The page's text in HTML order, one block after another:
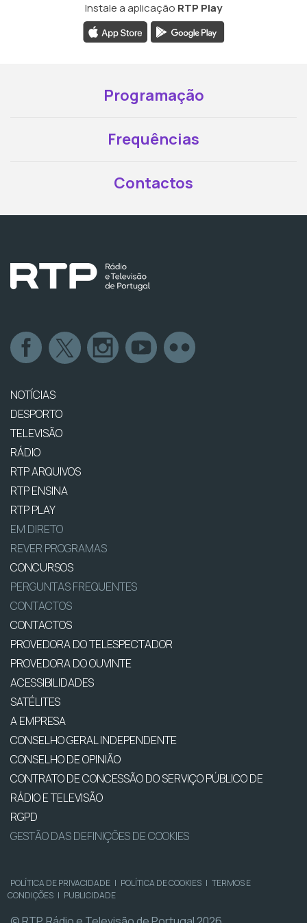
Instale a aplicação RTP Play
Programação
Frequências
Contactos
NOTÍCIAS
DESPORTO
TELEVISÃO
RÁDIO
RTP ARQUIVOS
RTP ENSINA
RTP PLAY
EM DIRETO
REVER PROGRAMAS
CONCURSOS
PERGUNTAS FREQUENTES
CONTACTOS
CONTACTOS
PROVEDORA DO TELESPECTADOR
PROVEDORA DO OUVINTE
ACESSIBILIDADES
SATÉLITES
A EMPRESA
CONSELHO GERAL INDEPENDENTE
CONSELHO DE OPINIÃO
CONTRATO DE CONCESSÃO DO SERVIÇO PÚBLICO DE
RÁDIO E TELEVISÃO
RGPD
GESTÃO DAS DEFINIÇÕES DE COOKIES
POLÍTICA DE PRIVACIDADE | POLÍTICA DE COOKIES | TERMOS E
CONDIÇÕES | PUBLICIDADE